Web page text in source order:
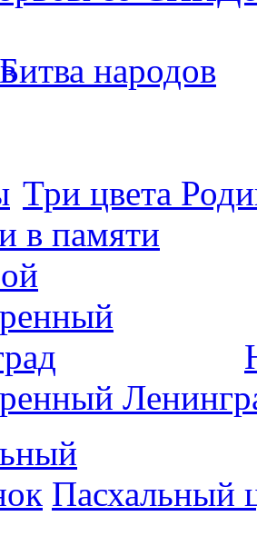
Битва народов
Три цвета
Пасхальный